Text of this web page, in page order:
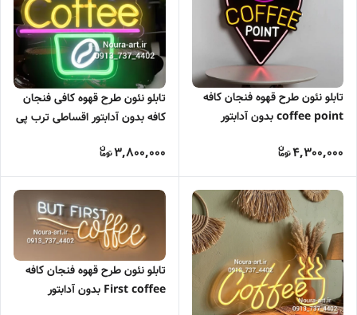
تابلو نئون طرح قهوه فنجان کافه
coffee point بدون آدابتور
4,300,000
تابلو نئون طرح قهوه کافی فنجان
کافه بدون آدابتور اقساطی ترب پی
3,800,000
تابلو نئون طرح قهوه فنجان کافه
First coffee بدون آدابتور